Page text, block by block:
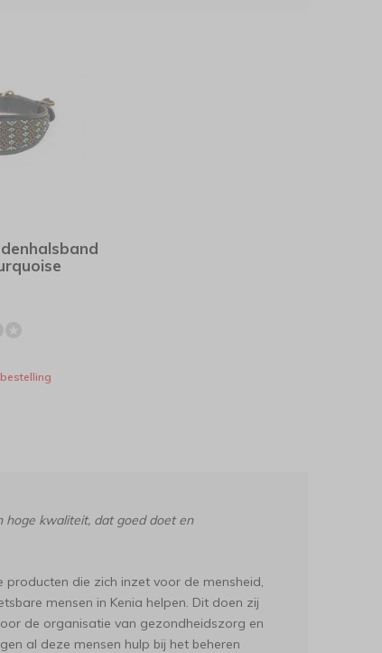
hoge kwaliteit, dat goed doet en
die zich inzet voor de mensheid,
mensen in Kenia helpen. Dit doen zij
de organisatie van gezondheidszorg en
al deze mensen hulp bij het beheren